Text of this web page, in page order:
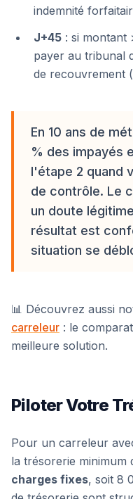
indemnité
J+45 : si
payer au tribunal
de recouvrement
En 10 ans de
% des impayés
l'étape 2 quand
de contrôle. Le
un doute
résultat est
situation se
📊 Découvrez aussi
carreleur : le
meilleure solution.
Piloter Votre
Pour un carreleur
la trésorerie minimum
charges fixes, soit 8